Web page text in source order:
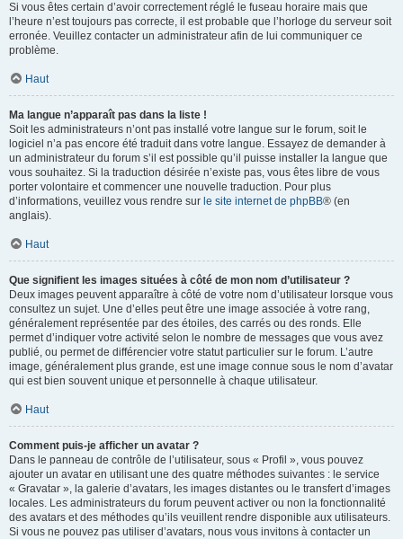
Si vous êtes certain d’avoir correctement réglé le fuseau horaire mais que
l’heure n’est toujours pas correcte, il est probable que l’horloge du serveur soit
erronée. Veuillez contacter un administrateur afin de lui communiquer ce
problème.
Haut
Ma langue n’apparaît pas dans la liste !
Soit les administrateurs n’ont pas installé votre langue sur le forum, soit le
logiciel n’a pas encore été traduit dans votre langue. Essayez de demander à
un administrateur du forum s’il est possible qu’il puisse installer la langue que
vous souhaitez. Si la traduction désirée n’existe pas, vous êtes libre de vous
porter volontaire et commencer une nouvelle traduction. Pour plus
d’informations, veuillez vous rendre sur le site internet de phpBB® (en
anglais).
Haut
Que signifient les images situées à côté de mon nom d’utilisateur ?
Deux images peuvent apparaître à côté de votre nom d’utilisateur lorsque vous
consultez un sujet. Une d’elles peut être une image associée à votre rang,
généralement représentée par des étoiles, des carrés ou des ronds. Elle
permet d’indiquer votre activité selon le nombre de messages que vous avez
publié, ou permet de différencier votre statut particulier sur le forum. L’autre
image, généralement plus grande, est une image connue sous le nom d’avatar
qui est bien souvent unique et personnelle à chaque utilisateur.
Haut
Comment puis-je afficher un avatar ?
Dans le panneau de contrôle de l’utilisateur, sous « Profil », vous pouvez
ajouter un avatar en utilisant une des quatre méthodes suivantes : le service
« Gravatar », la galerie d’avatars, les images distantes ou le transfert d’images
locales. Les administrateurs du forum peuvent activer ou non la fonctionnalité
des avatars et des méthodes qu’ils veuillent rendre disponible aux utilisateurs.
Si vous ne pouvez pas utiliser d’avatars, nous vous invitons à contacter un